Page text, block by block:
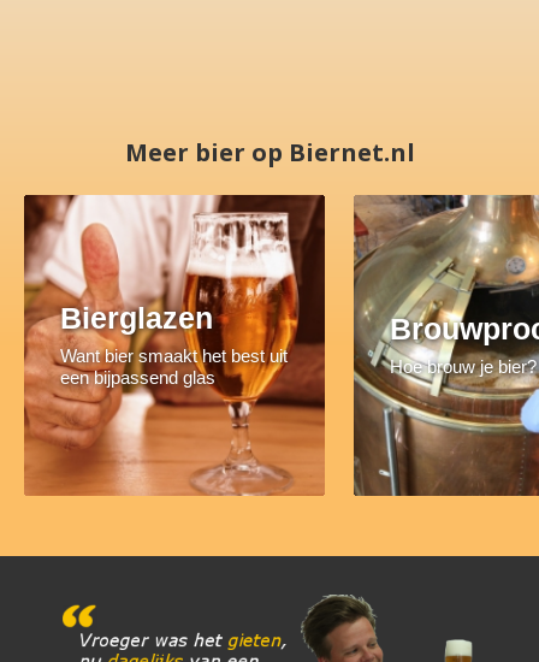
Meer bier op Biernet.nl
Bierglazen
Want bier smaakt het best uit
een bijpassend glas
Hoe brouw je bier?